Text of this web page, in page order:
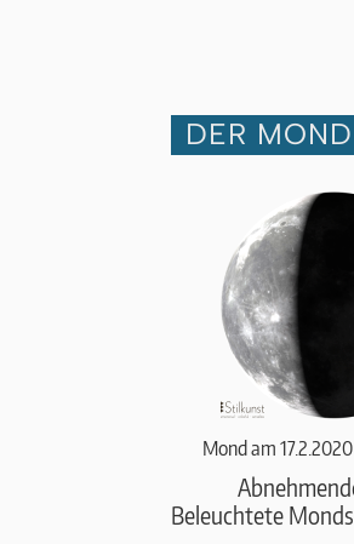
DER
Mond am
Beleuchtete